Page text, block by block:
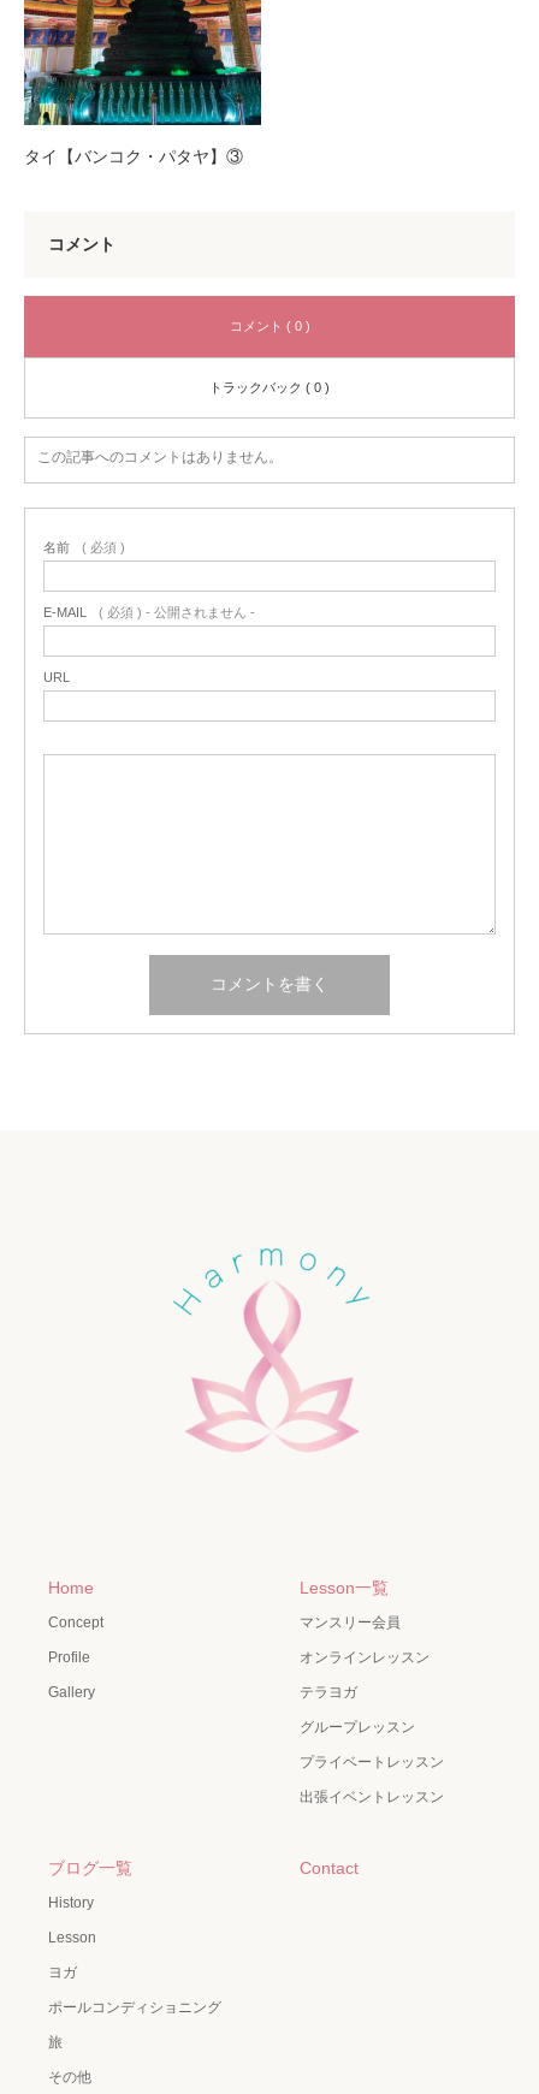
タイ【バンコク・パタヤ】③
コメント
コメント ( 0 )
トラックバック ( 0 )
この記事へのコメントはありません。
名前 ( 必須 )
E-MAIL ( 必須 ) - 公開されません -
URL
Home
Concept
Profile
Gallery
Lesson一覧
マンスリー会員
オンラインレッスン
テラヨガ
グループレッスン
プライベートレッスン
出張イベントレッスン
ブログ一覧
History
Lesson
ヨガ
ポールコンディショニング
旅
その他
Contact